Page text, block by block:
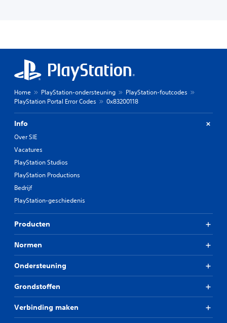
Home PlayStation-ondersteuning
PlayStation-foutcodes
PlayStation Portal Error Codes
0x83200118
Info
Over SIE
Vacatures
PlayStation Studios
PlayStation Productions
Bedrijf
PlayStation-geschiedenis
Producten
Normen
Ondersteuning
Grondstoffen
Verbinding maken